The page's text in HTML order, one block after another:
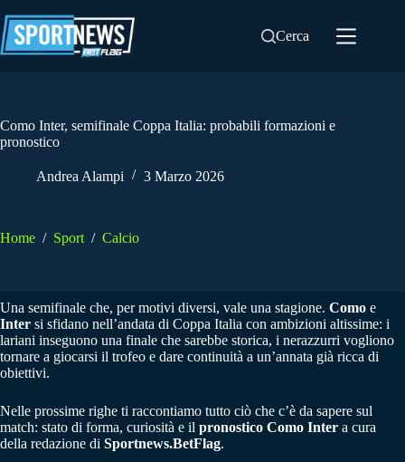
al
contenuto
Cerca
Como Inter, semifinale Coppa Italia: probabili formazioni e
pronostico
Andrea Alampi 3 Marzo 2026
Home / Sport / Calcio
Una semifinale che, per motivi diversi, vale una stagione. Como e
Inter si sfidano nell’andata di Coppa Italia con ambizioni altissime: i
lariani inseguono una finale che sarebbe storica, i nerazzurri vogliono
tornare a giocarsi il trofeo e dare continuità a un’annata già ricca di
obiettivi.
Nelle prossime righe ti raccontiamo tutto ciò che c’è da sapere sul
match: stato di forma, curiosità e il pronostico Como Inter a cura
della redazione di Sportnews.BetFlag.